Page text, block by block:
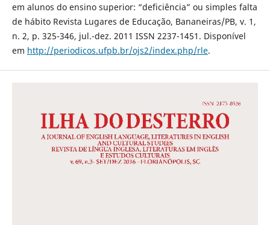
em alunos do ensino superior: “deficiência” ou simples falta
de hábito Revista Lugares de Educação, Bananeiras/PB, v. 1,
n. 2, p. 325-346, jul.-dez. 2011 ISSN 2237-1451. Disponível
em http://periodicos.ufpb.br/ojs2/index.php/rle.